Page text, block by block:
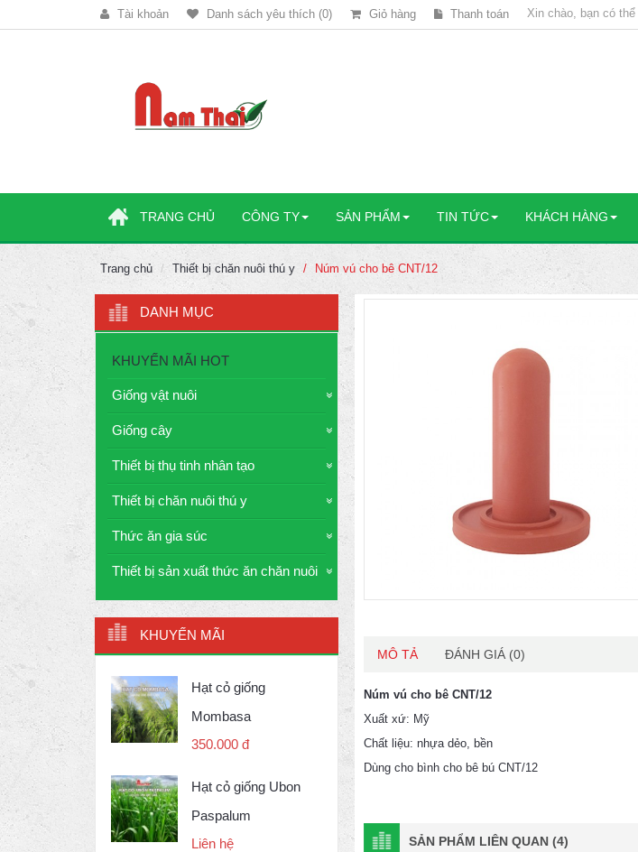
Tài khoản Danh sách yêu thích (0) Giỏ hàng Thanh toán Xin chào, bạn có thể
TRANG CHỦ CÔNG TY SẢN PHẨM TIN TỨC KHÁCH HÀNG
Trang chủ Thiết bị chăn nuôi thú y Núm vú cho bê CNT/12
DANH MỤC
KHUYẾN MÃI HOT
Giống vật nuôi
Giống cây
Thiết bị thụ tinh nhân tạo
Thiết bị chăn nuôi thú y
Thức ăn gia súc
Thiết bị sản xuất thức ăn chăn nuôi
KHUYẾN MÃI
Hạt cỏ giống
Mombasa
350.000 đ
Hạt cỏ giống Ubon
Paspalum
Liên hệ
MÔ TẢ ĐÁNH GIÁ (0)
Núm vú cho bê CNT/12
Xuất xứ: Mỹ
Chất liệu: nhựa dẻo, bền
Dùng cho bình cho bê bú CNT/12
SẢN PHẨM LIÊN QUAN (4)